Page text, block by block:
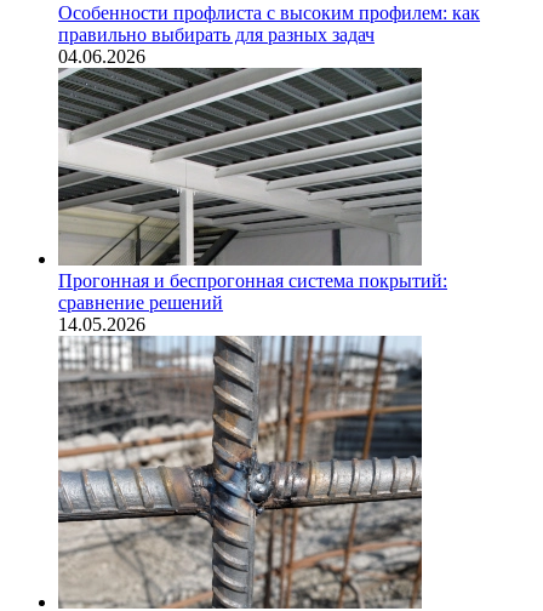
Особенности профлиста с высоким профилем: как
правильно выбирать для разных задач
04.06.2026
Прогонная и беспрогонная система покрытий:
сравнение решений
14.05.2026